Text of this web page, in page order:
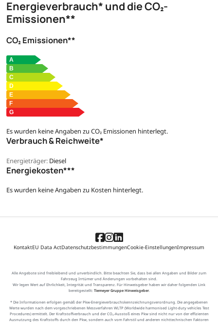
Energieverbrauch* und die CO₂-
Emissionen**
CO₂ Emissionen**
Es wurden keine Angaben zu CO₂ Emissionen hinterlegt.
Verbrauch & Reichweite*
Energieträger: Diesel
Energiekosten***
Es wurden keine Angaben zu Kosten hinterlegt.
KontaktEU Data ActDatenschutzbestimmungenCookie-EinstellungenImpressum
Alle Angebote sind freibleibend und unverbindlich. Bitte beachten Sie, dass bei allen Angaben und Bilder zum
Fahrzeug Irrtümer und Änderungen vorbehalten sind.
Wir legen Wert auf Ehrlichkeit, Integrität und Transparenz. Für Hinweisgeber haben wir daher folgenden Link
bereitgestellt: Tiemeyer Gruppe Hinweisgeber.
* Die Informationen erfolgen gemäß der Pkw-Energieverbrauchskennzeichnungsverordnung. Die angegebenen
Werte wurden nach dem vorgeschriebenen Messverfahren WLTP (Worldwide harmonised Light-duty vehicles Test
Procedures) ermittelt. Der Kraftstoffverbrauch und der CO₂-Ausstoß eines Pkw sind nicht nur von der effizienten
Ausnutzung des Kraftstoffs durch den Pkw, sondern auch vom Fahrstil und anderen nichttechnischen Faktoren